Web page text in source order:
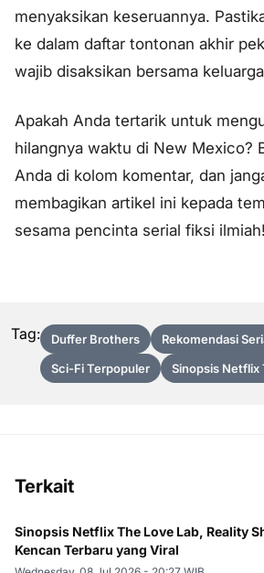
menyaksikan keseruannya.
ke dalam daftar tontonan akhir
wajib disaksikan bersama
Apakah Anda tertarik untuk
hilangnya waktu di New Mexico?
Anda di kolom komentar, dan
membagikan artikel ini kepada
sesama pencinta serial fiksi ilmiah!
Tag: Duffer Brothers
Rekomendasi
Sci-Fi Terpopuler
Sinopsis Netflix
Terkait
Sinopsis Netflix The Love Lab, Reality
Kencan Terbaru yang Viral